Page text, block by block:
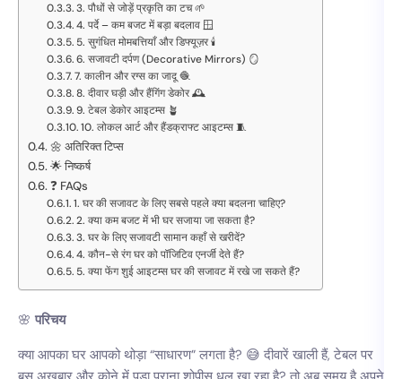
3. पौधों से जोड़ें प्रकृति का टच 🌱
4. पर्दे – कम बजट में बड़ा बदलाव 🪟
5. सुगंधित मोमबत्तियाँ और डिफ्यूज़र 🕯️
6. सजावटी दर्पण (Decorative Mirrors) 🪞
7. कालीन और रग्स का जादू 🧶
8. दीवार घड़ी और हैंगिंग डेकोर 🕰️
9. टेबल डेकोर आइटम्स 🪴
10. लोकल आर्ट और हैंडक्राफ्ट आइटम्स 🧵
🌼 अतिरिक्त टिप्स
🌟 निष्कर्ष
❓ FAQs
1. घर की सजावट के लिए सबसे पहले क्या बदलना चाहिए?
2. क्या कम बजट में भी घर सजाया जा सकता है?
3. घर के लिए सजावटी सामान कहाँ से खरीदें?
4. कौन-से रंग घर को पॉजिटिव एनर्जी देते हैं?
5. क्या फेंग शुई आइटम्स घर की सजावट में रखे जा सकते हैं?
🌸 परिचय
क्या आपका घर आपको थोड़ा “साधारण” लगता है? 😅 दीवारें खाली हैं, टेबल पर